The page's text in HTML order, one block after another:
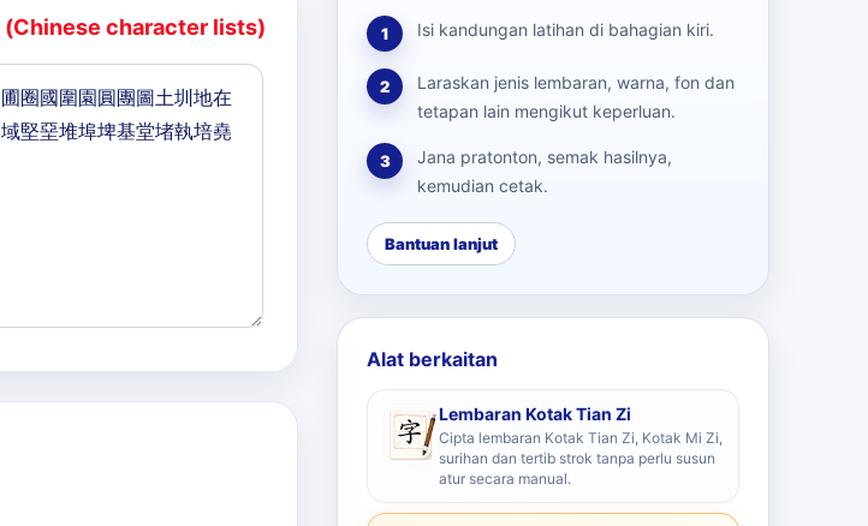
(Chinese character lists) 1 Isi kandungan latihan di bahagian kiri.
2
Laraskan jenis lembaran, warna, fon dan
tetapan lain mengikut keperluan.
3
Jana pratonton, semak hasilnya,
kemudian cetak.
Bantuan lanjut
Alat berkaitan
Lembaran Kotak Tian Zi
Cipta lembaran Kotak Tian Zi, Kotak Mi Zi,
surihan dan tertib strok tanpa perlu susun
atur secara manual.